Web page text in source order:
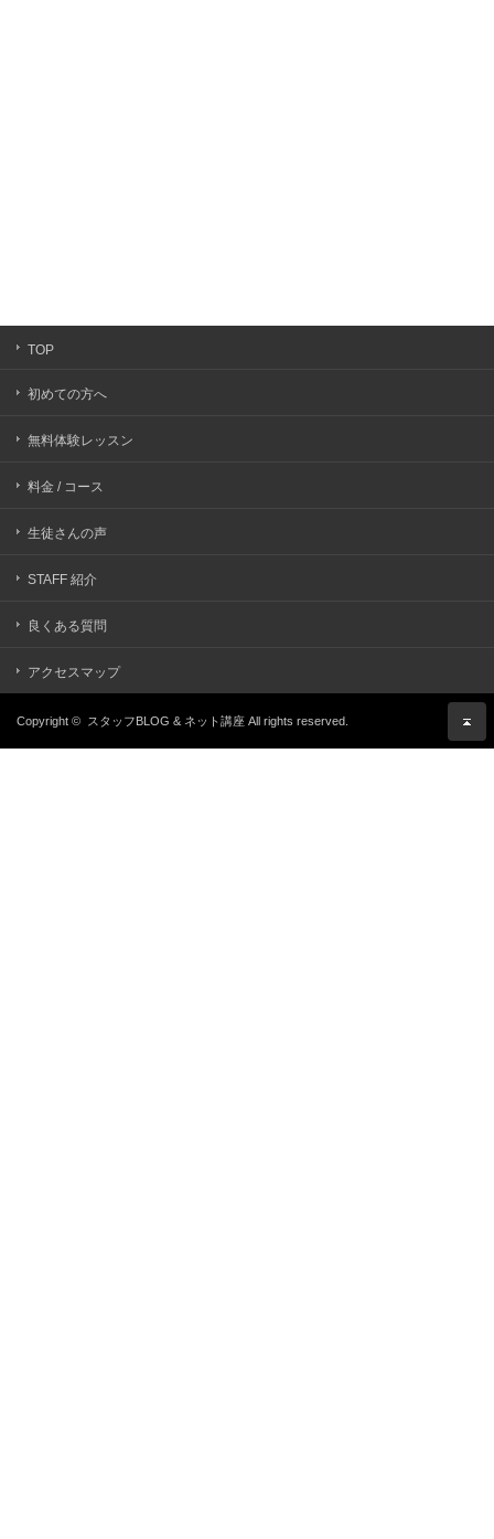
TOP
初めての方へ
無料体験レッスン
料金 / コース
生徒さんの声
STAFF 紹介
良くある質問
アクセスマップ
Copyright © スタッフBLOG & ネット講座 All rights reserved.